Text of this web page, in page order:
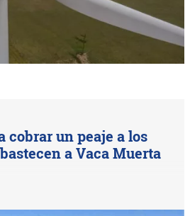
cobrar un peaje a los
a Vaca Muerta